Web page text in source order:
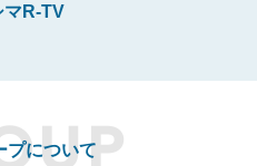
マR-TV
プについて